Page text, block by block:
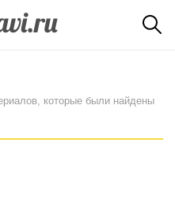
которые были найдены